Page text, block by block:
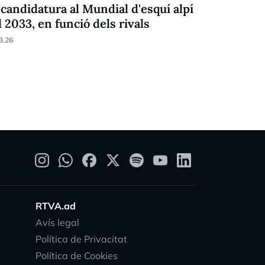
al Mundial d'esquí alpí
2033, en funció dels rivals
RTVA.ad
Avís legal
Política de Privacitat
Política de Cookies